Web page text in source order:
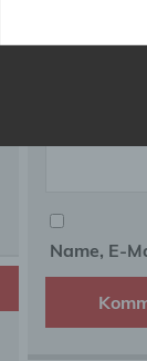
Name, E-
c) Verarbeitung
Verarbeitung ist
ausgeführte
Bereitstellung,
d)